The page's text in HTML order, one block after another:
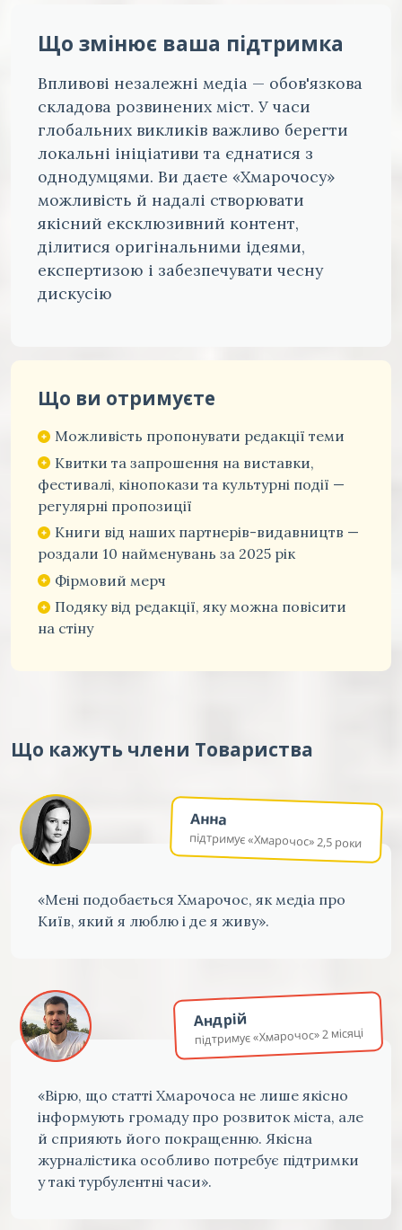
Що змінює ваша підтримка
Впливові незалежні медіа — обов'язкова
складова розвинених міст. У часи
глобальних викликів важливо берегти
локальні ініціативи та єднатися з
однодумцями. Ви даєте «Хмарочосу»
можливість й надалі створювати
якісний ексклюзивний контент,
ділитися оригінальними ідеями,
експертизою і забезпечувати чесну
дискусію
Що ви отримуєте
Можливість пропонувати редакції теми
Квитки та запрошення на виставки,
фестивалі, кінопокази та культурні події —
регулярні пропозиції
Книги від наших партнерів-видавництв —
роздали 10 найменувань за 2025 рік
Фірмовий мерч
Подяку від редакції, яку можна повісити
на стіну
Що кажуть члени Товариства
Анна
підтримує «Хмарочос» 2,5 роки
«Мені подобається Хмарочос, як медіа про
Київ, який я люблю і де я живу».
Андрій
підтримує «Хмарочос» 2 місяці
«Вірю, що статті Хмарочоса не лише якісно
інформують громаду про розвиток міста, але
й сприяють його покращенню. Якісна
журналістика особливо потребує підтримки
у такі турбулентні часи».